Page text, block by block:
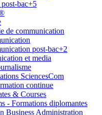
bac+5
de communication
post-bac+2
et media
SciencesCom
continue
& Courses
- Formations diplomantes
Business Administration